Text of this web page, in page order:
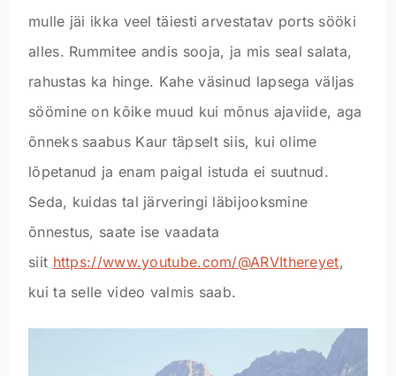
mulle jäi ikka veel täiesti arvestatav ports sööki
alles. Rummitee andis sooja, ja mis seal salata,
rahustas ka hinge. Kahe väsinud lapsega väljas
söömine on kõike muud kui mõnus ajaviide, aga
õnneks saabus Kaur täpselt siis, kui olime
lõpetanud ja enam paigal istuda ei suutnud.
Seda, kuidas tal järveringi läbijooksmine
õnnestus, saate ise vaadata
siit https://www.youtube.com/@ARVIthereyet,
kui ta selle video valmis saab.